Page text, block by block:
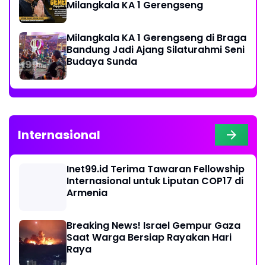
Milangkala KA 1 Gerengseng
Milangkala KA 1 Gerengseng di Braga
Bandung Jadi Ajang Silaturahmi Seni
Budaya Sunda
Internasional
Inet99.id Terima Tawaran Fellowship
Internasional untuk Liputan COP17 di
Armenia
Breaking News! Israel Gempur Gaza
Saat Warga Bersiap Rayakan Hari
Raya